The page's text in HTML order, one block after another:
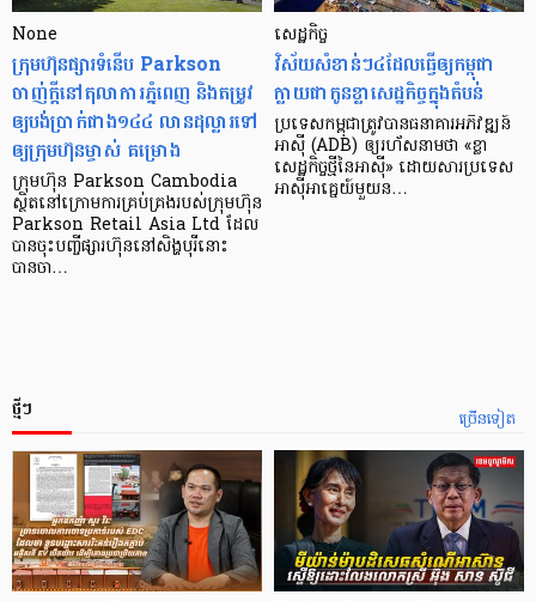
None
ក្រុមហ៊ុនផ្សារទំនើប Parkson
ចាញ់ក្ដីនៅតុលាការភ្នំពេញ និងតម្រូវ
ឲ្យបង់ប្រាក់ជាង១៤៤ លានដុល្លារទៅ
ឲ្យក្រុមហ៊ុនម្ចាស់ គម្រោង
ក្រុមហ៊ុន Parkson Cambodia
ស្ថិតនៅក្រោមការគ្រប់គ្រងរបស់ក្រុមហ៊ុន
Parkson Retail Asia Ltd ដែល
បានចុះបញ្ចីផ្សារហ៊ុននៅសិង្ហបុរីនោះ
បានចា…
សេដ្ឋកិច្ច​
វិស័យ​សំខាន់ៗ​៤​ដែល​ធ្វើ​ឲ្យ​កម្ពុជា​
ក្លាយ​ជា​កូន​ខ្លា​សេដ្ឋកិច្ច​ក្នុង​តំបន់
ប្រទេស​កម្ពុជា​ត្រូវ​បាន​ធនាគារ​អភិវឌ្ឍន៍​
អាស៊ី (ADB) ឲ្យ​រហ័ស​នាមថា «ខ្លា​
សេដ្ឋកិច្ច​ថ្មី​នៃ​អាស៊ី» ដោយសារ​ប្រទេស​
អាស៊ី​អាគ្នេយ៍​មួយ​ន…
ច្រើនទៀត
ថ្មីៗ